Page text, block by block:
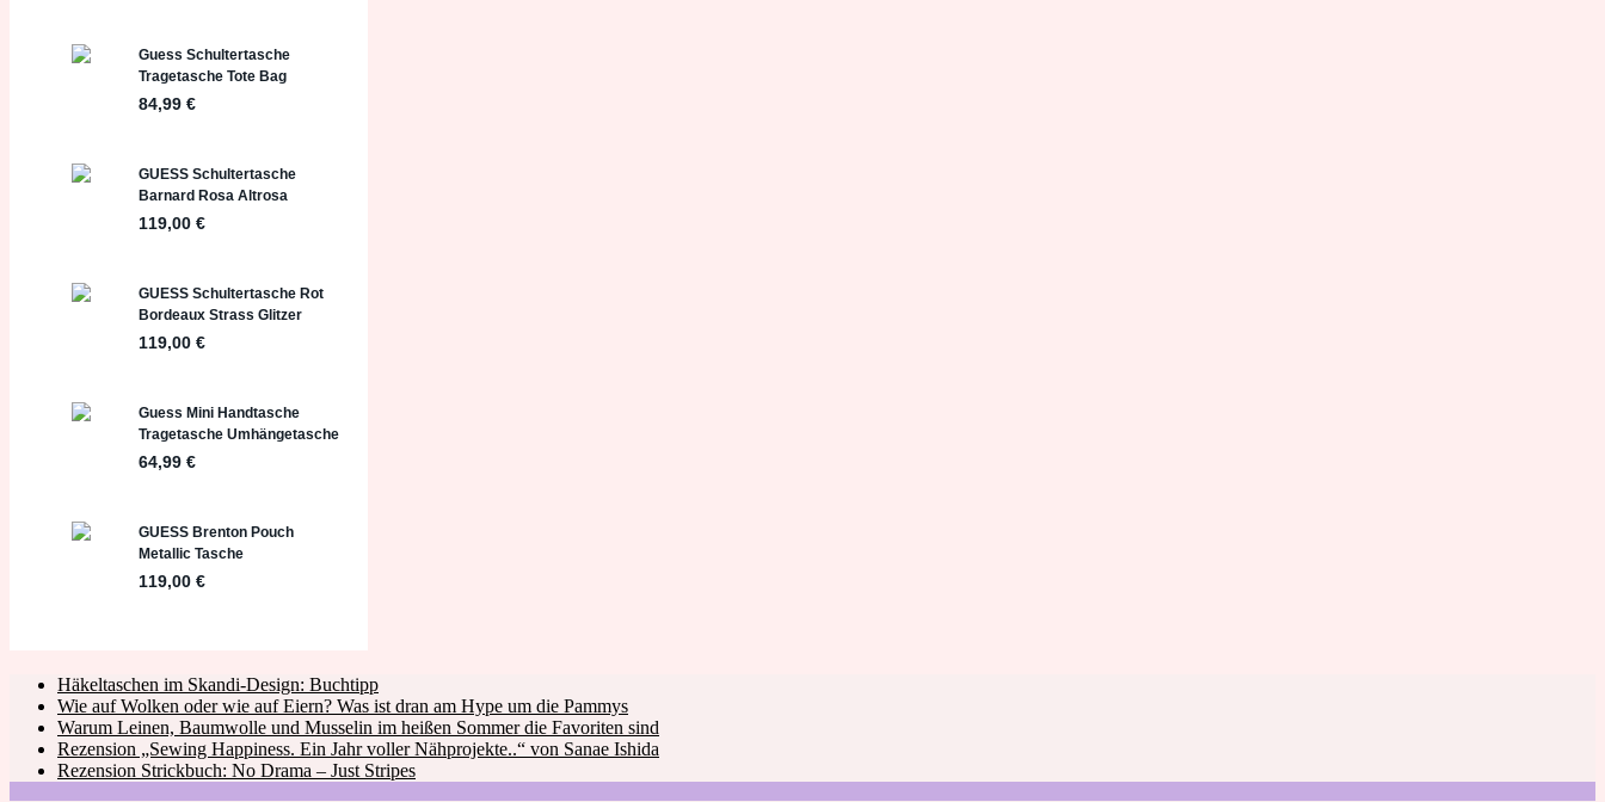
Häkeltaschen im Skandi-Design: Buchtipp
Wie auf Wolken oder wie auf Eiern? Was ist dran am Hype um die Pammys
Warum Leinen, Baumwolle und Musselin im heißen Sommer die Favoriten sind
Rezension „Sewing Happiness. Ein Jahr voller Nähprojekte..“ von Sanae Ishida
Rezension Strickbuch: No Drama – Just Stripes